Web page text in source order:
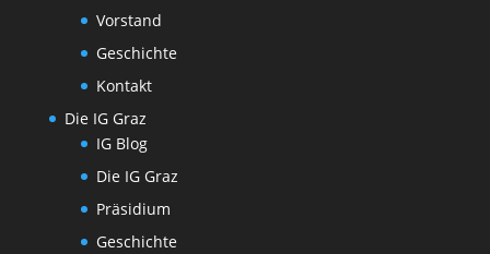
Vorstand
Geschichte
Kontakt
Die IG Graz
IG Blog
Die IG Graz
Präsidium
Geschichte